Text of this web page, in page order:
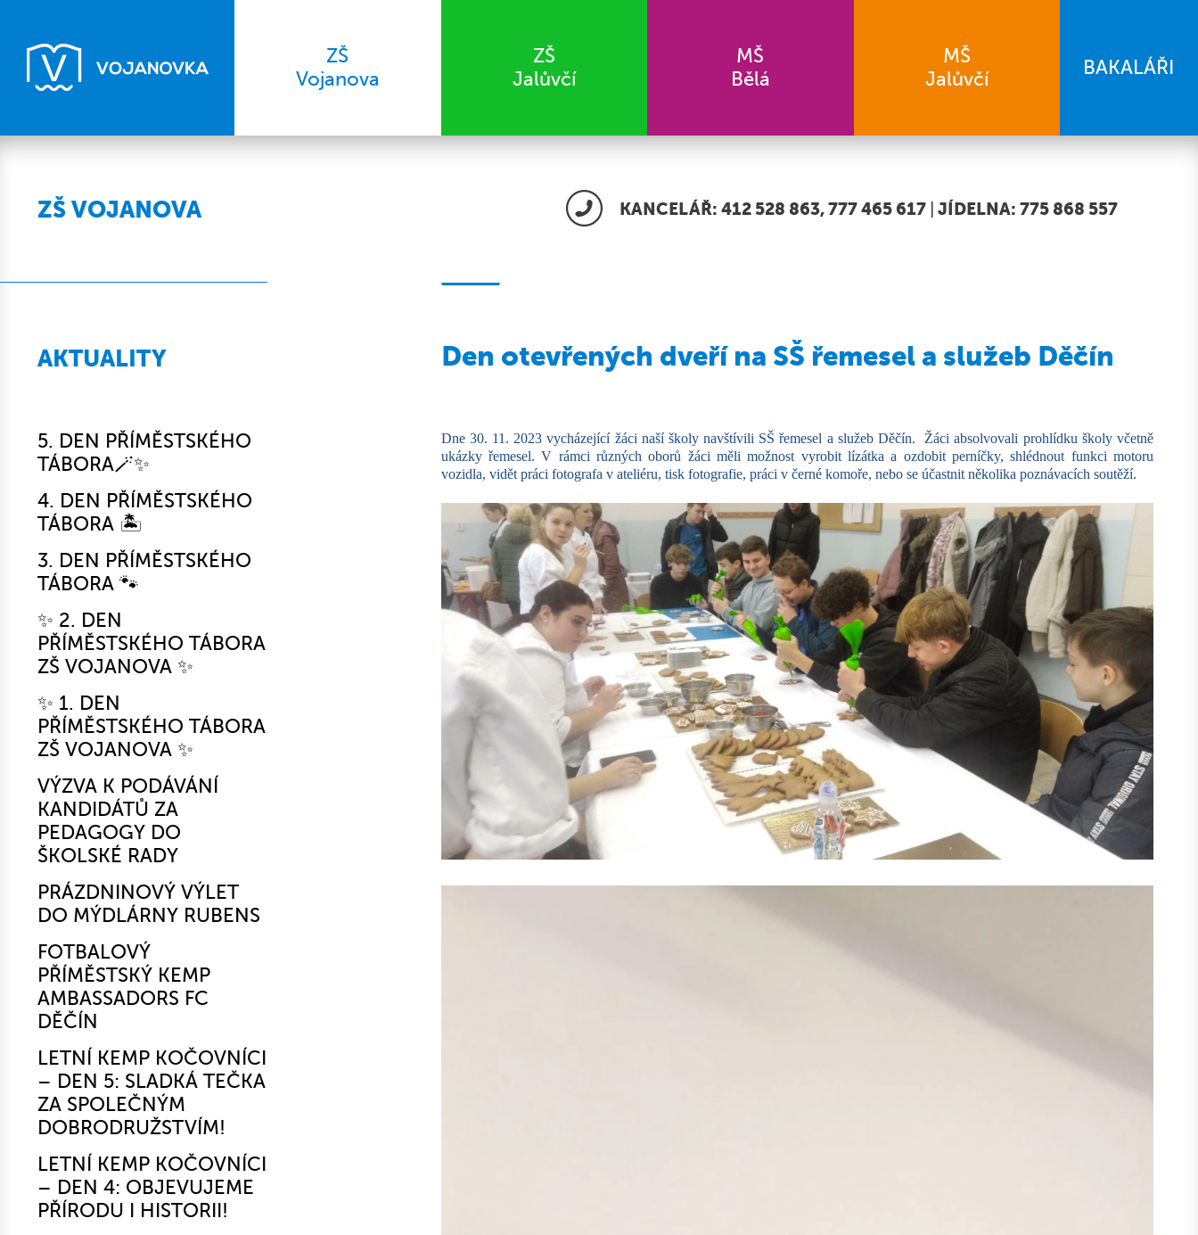
ZŠ
Vojanova
ZŠ
Jalůvčí
MŠ
Bělá
MŠ
Jalůvčí
BAKALÁŘI
ZŠ VOJANOVA
AKTUALITY
5. DEN PŘÍMĚSTSKÉHO
TÁBORA🪄✨
4. DEN PŘÍMĚSTSKÉHO
TÁBORA 🏝️
3. DEN PŘÍMĚSTSKÉHO
TÁBORA 🐾
✨ 2. DEN
PŘÍMĚSTSKÉHO TÁBORA
ZŠ VOJANOVA ✨
✨ 1. DEN
PŘÍMĚSTSKÉHO TÁBORA
ZŠ VOJANOVA ✨
VÝZVA K PODÁVÁNÍ
KANDIDÁTŮ ZA
PEDAGOGY DO
ŠKOLSKÉ RADY
PRÁZDNINOVÝ VÝLET
DO MÝDLÁRNY RUBENS
FOTBALOVÝ
PŘÍMĚSTSKÝ KEMP
AMBASSADORS FC
DĚČÍN
LETNÍ KEMP KOČOVNÍCI
– DEN 5: SLADKÁ TEČKA
ZA SPOLEČNÝM
DOBRODRUŽSTVÍM!
LETNÍ KEMP KOČOVNÍCI
– DEN 4: OBJEVUJEME
PŘÍRODU I HISTORII!
KANCELÁŘ: 412 528 863, 777 465 617 JÍDELNA: 775 868 557
Den otevřených dveří na SŠ řemesel a služeb Děčín
Dne 30. 11. 2023 vycházející žáci naší školy navštívili SŠ řemesel a služeb Děčín. Žáci absolvovali prohlídku školy včetně
ukázky řemesel. V rámci různých oborů žáci měli možnost vyrobit lízátka a ozdobit perníčky, shlédnout funkci motoru
vozidla, vidět práci fotografa v ateliéru, tisk fotografie, práci v černé komoře, nebo se účastnit několika poznávacích soutěží.